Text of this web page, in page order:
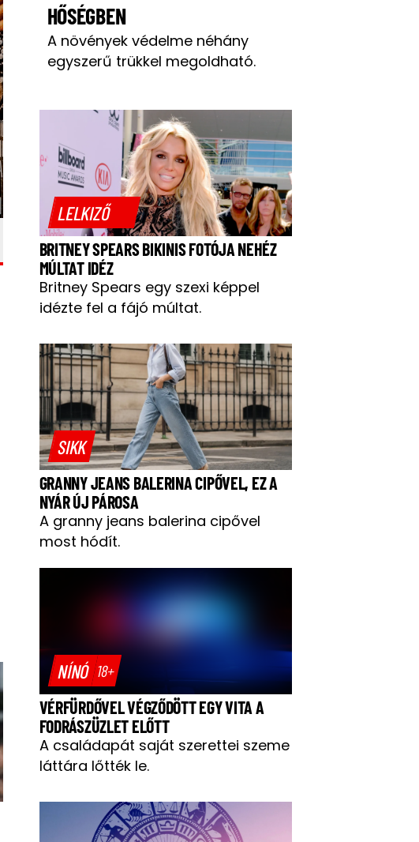
HŐSÉGBEN
A növények védelme néhány
egyszerű trükkel megoldható.
LELKIZŐ
BRITNEY SPEARS BIKINIS FOTÓJA NEHÉZ
MÚLTAT IDÉZ
Britney Spears egy szexi képpel
idézte fel a fájó múltat.
SIKK
GRANNY JEANS BALERINA CIPŐVEL, EZ A
NYÁR ÚJ PÁROSA
A granny jeans balerina cipővel
most hódít.
NÍNÓ 18+
VÉRFÜRDŐVEL VÉGZŐDÖTT EGY VITA A
FODRÁSZÜZLET ELŐTT
A családapát saját szerettei szeme
láttára lőtték le.